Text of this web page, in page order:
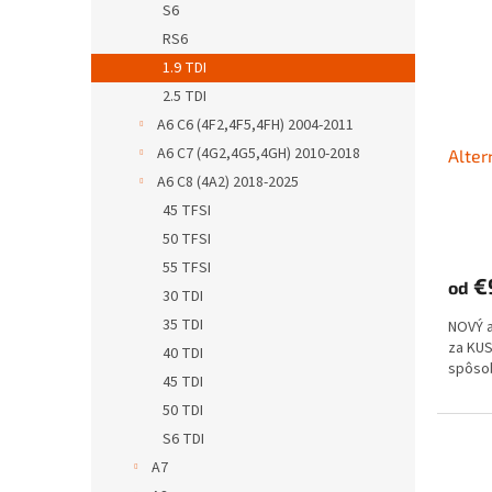
S6
RS6
1.9 TDI
2.5 TDI
A6 C6 (4F2,4F5,4FH) 2004-2011
A6 C7 (4G2,4G5,4GH) 2010-2018
A6 C8 (4A2) 2018-2025
45 TFSI
50 TFSI
55 TFSI
30 TDI
35 TDI
40 TDI
45 TDI
50 TDI
S6 TDI
A7
od
NOVÝ
za